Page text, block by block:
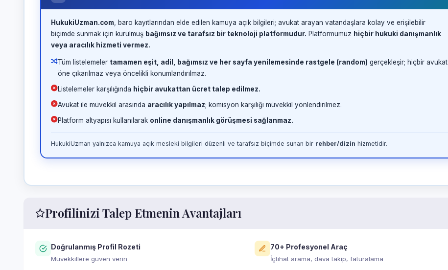
HukukiUzman.com , baro kayıtlarından elde edilen kamuya açık bilgileri; avukat arayan vatandaşlara kolay ve erişilebilir
biçimde sunmak için kurulmuş bağımsız ve tarafsız bir teknoloji platformudur. Platformumuz hiçbir hukuki danışmanlık
veya aracılık hizmeti vermez.
Tüm listelemeler tamamen eşit, adil, bağımsız ve her sayfa yenilemesinde rastgele (random) gerçekleşir; hiçbir avukat
öne çıkarılmaz veya öncelikli konumlandırılmaz.
Listelemeler karşılığında hiçbir avukattan ücret talep edilmez.
Avukat ile müvekkil arasında aracılık yapılmaz; komisyon karşılığı müvekkil yönlendirilmez.
Platform altyapısı kullanılarak online danışmanlık görüşmesi sağlanmaz.
HukukiUzman yalnızca kamuya açık mesleki bilgileri düzenli ve tarafsız biçimde sunan bir rehber/dizin hizmetidir.
Profilinizi Talep Etmenin Avantajları
Doğrulanmış Profil Rozeti
Müvekkillere güven verin
70+ Profesyonel Araç
İçtihat arama, dava takip, faturalama